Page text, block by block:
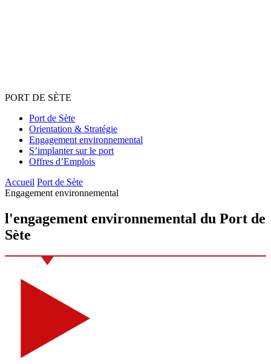
PORT DE SÈTE
Port de Sète
Orientation & Stratégie
Engagement environnemental
S’implanter sur le port
Offres d’Emplois
Accueil Port de Sète
Engagement environnemental
l'engagement environnemental du Port de
Sète